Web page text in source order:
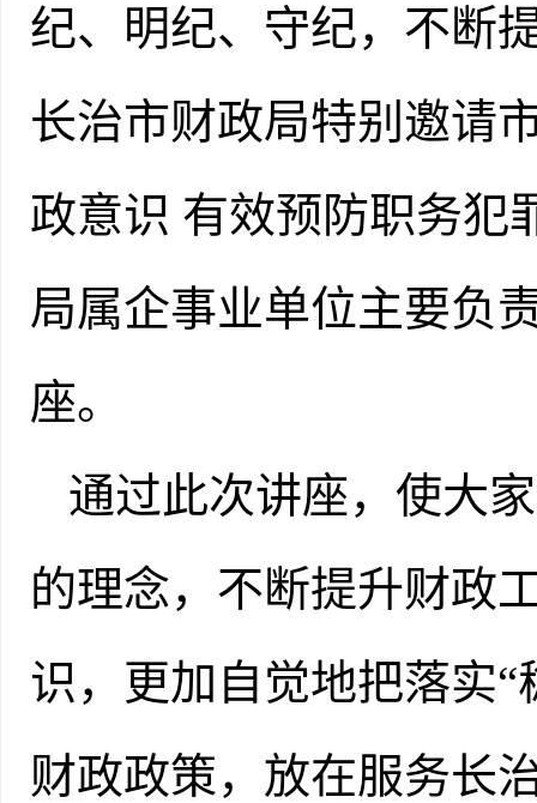
纪、明纪、守纪，不断
长治市财政局特别邀请
政意识 有效预防职务犯
局属企事业单位主要负
座。
通过此次讲座，使大
的理念，不断提升财政
识，更加自觉地把落实
财政政策，放在服务长